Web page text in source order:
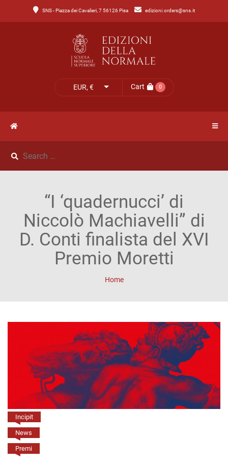
SNS - Piazza dei Cavalieri, 7 56126 Pisa edizioni.orders@sns.it
EUR, € Cart 0
MenuCatalogo
Catalogo
Scienze
Incipit
Annali
di
Lettere
Annali
di
Scienze
NOVITÀ
NEWS
IL
ACCOUNT
“I ‘quadernucci’ di
Niccolò Machiavelli” di
D. Conti finalista del XVI
Premio Moretti
Home
Incipit
News
Premi